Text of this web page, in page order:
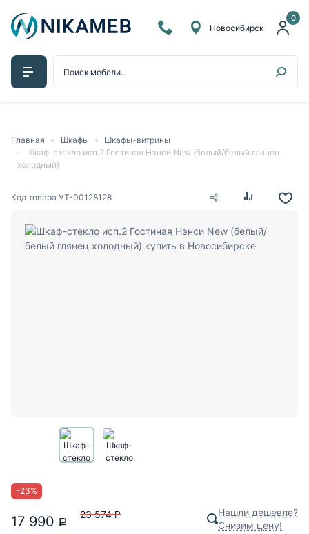
0
Новосибирск
Главная Шкафы
Шкафы-витрины
Шкаф-стекло исп.2 Гостиная Нэнси New (белый/белый глянец
холодный)
Код товара УТ-00128128
-23%
17 990 P
23 574 P
Нашли дешевле?
Снизим цену!